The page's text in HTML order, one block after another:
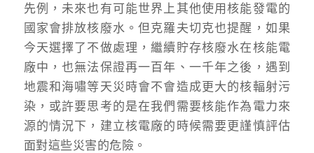
先例，未來也有可能世界上其他使用核能發電的
國家會排放核廢水。但克羅夫切克也提醒，如果
今天選擇了不做處理，繼續貯存核廢水在核能電
廠中，也無法保證再一百年、一千年之後，遇到
地震和海嘯等天災時會不會造成更大的核輻射污
染，或許要思考的是在我們需要核能作為電力來
源的情況下，建立核電廠的時候需要更謹慎評估
面對這些災害的危險。